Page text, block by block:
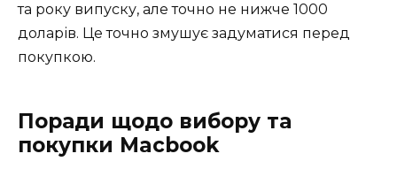
та року випуску, але точно не нижче 1000
доларів. Це точно змушує задуматися перед
покупкою.
Поради щодо вибору та
покупки Macbook